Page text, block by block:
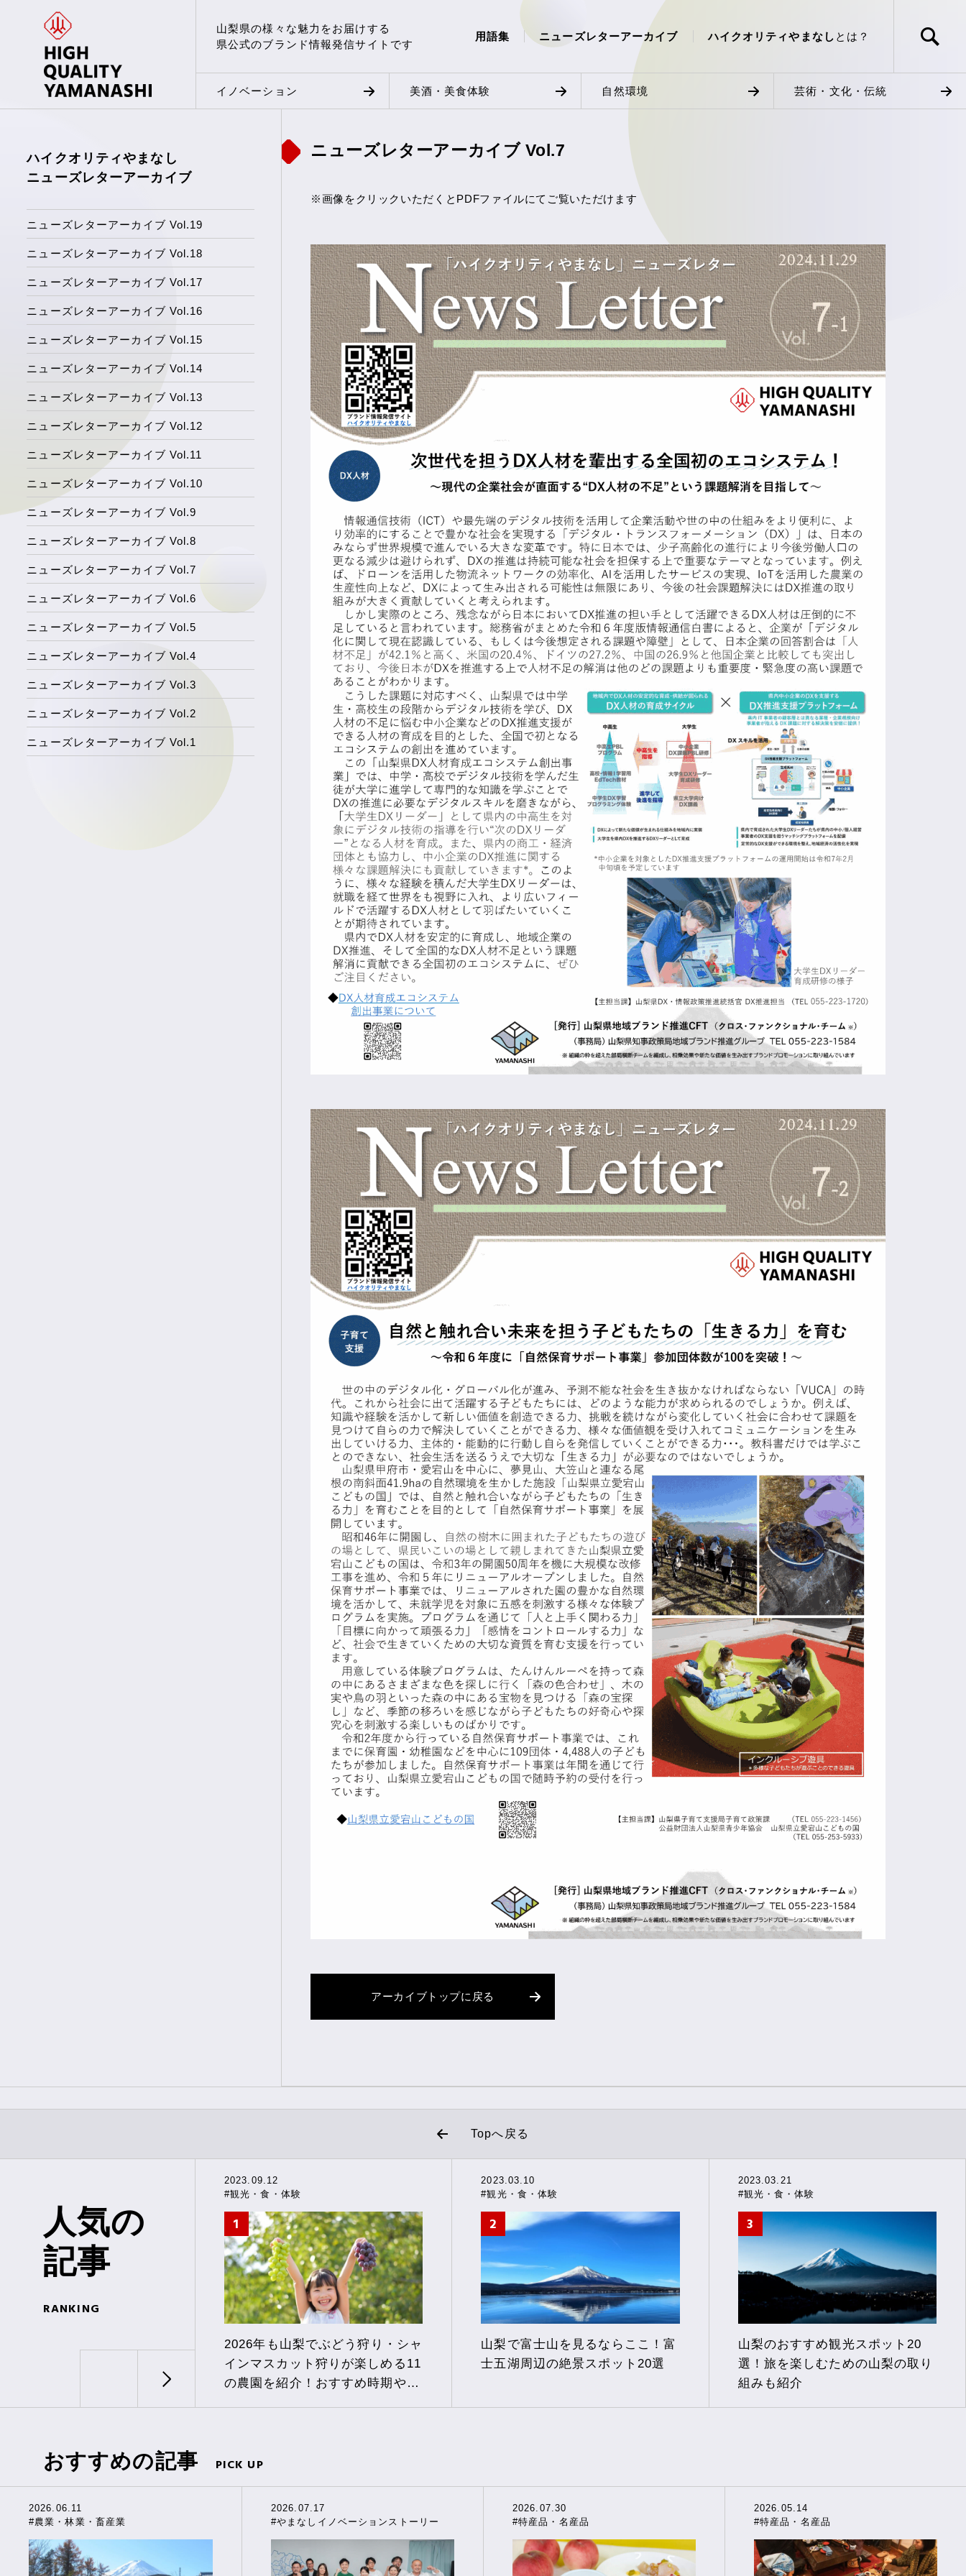
山梨県の様々な魅力をお届けする
県公式のブランド情報発信サイトです
用語集 ニューズレターアーカイブ ハイクオリティやまなし とは？
イノベーション 美酒・美食体験 自然環境 芸術・文化・伝統
ハイクオリティやまなし
ニューズレターアーカイブ
ニューズレターアーカイブ Vol.19
ニューズレターアーカイブ Vol.18
ニューズレターアーカイブ Vol.17
ニューズレターアーカイブ Vol.16
ニューズレターアーカイブ Vol.15
ニューズレターアーカイブ Vol.14
ニューズレターアーカイブ Vol.13
ニューズレターアーカイブ Vol.12
ニューズレターアーカイブ Vol.11
ニューズレターアーカイブ Vol.10
ニューズレターアーカイブ Vol.9
ニューズレターアーカイブ Vol.8
ニューズレターアーカイブ Vol.7
ニューズレターアーカイブ Vol.6
ニューズレターアーカイブ Vol.5
ニューズレターアーカイブ Vol.4
ニューズレターアーカイブ Vol.3
ニューズレターアーカイブ Vol.2
ニューズレターアーカイブ Vol.1
ニューズレターアーカイブ Vol.7
※画像をクリックいただくとPDFファイルにてご覧いただけます
アーカイブトップに戻る
Topへ戻る
人気の
記事
RANKING
2023.09.12
#観光・食・体験
2026年も山梨でぶどう狩り・シャ
インマスカット狩りが楽しめる11
の農園を紹介！おすすめ時期や選
2023.03.10
#観光・食・体験
山梨で富士山を見るならここ！富
士五湖周辺の絶景スポット20選
2023.03.21
#観光・食・体験
山梨のおすすめ観光スポット20
選！旅を楽しむための山梨の取り
組みも紹介
おすすめの記事 PICK UP
2026.06.11
#農業・林業・畜産業
2026.07.17
#やまなしイノベーションストーリー
2026.07.30
#特産品・名産品
2026.05.14
#特産品・名産品